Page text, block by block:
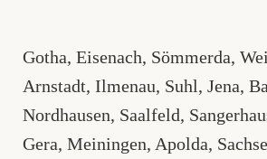
Gotha, Eisenach, Sömmerda,
Arnstadt, Ilmenau, Suhl, Jena,
Nordhausen, Saalfeld,
Gera, Meiningen, Apolda,